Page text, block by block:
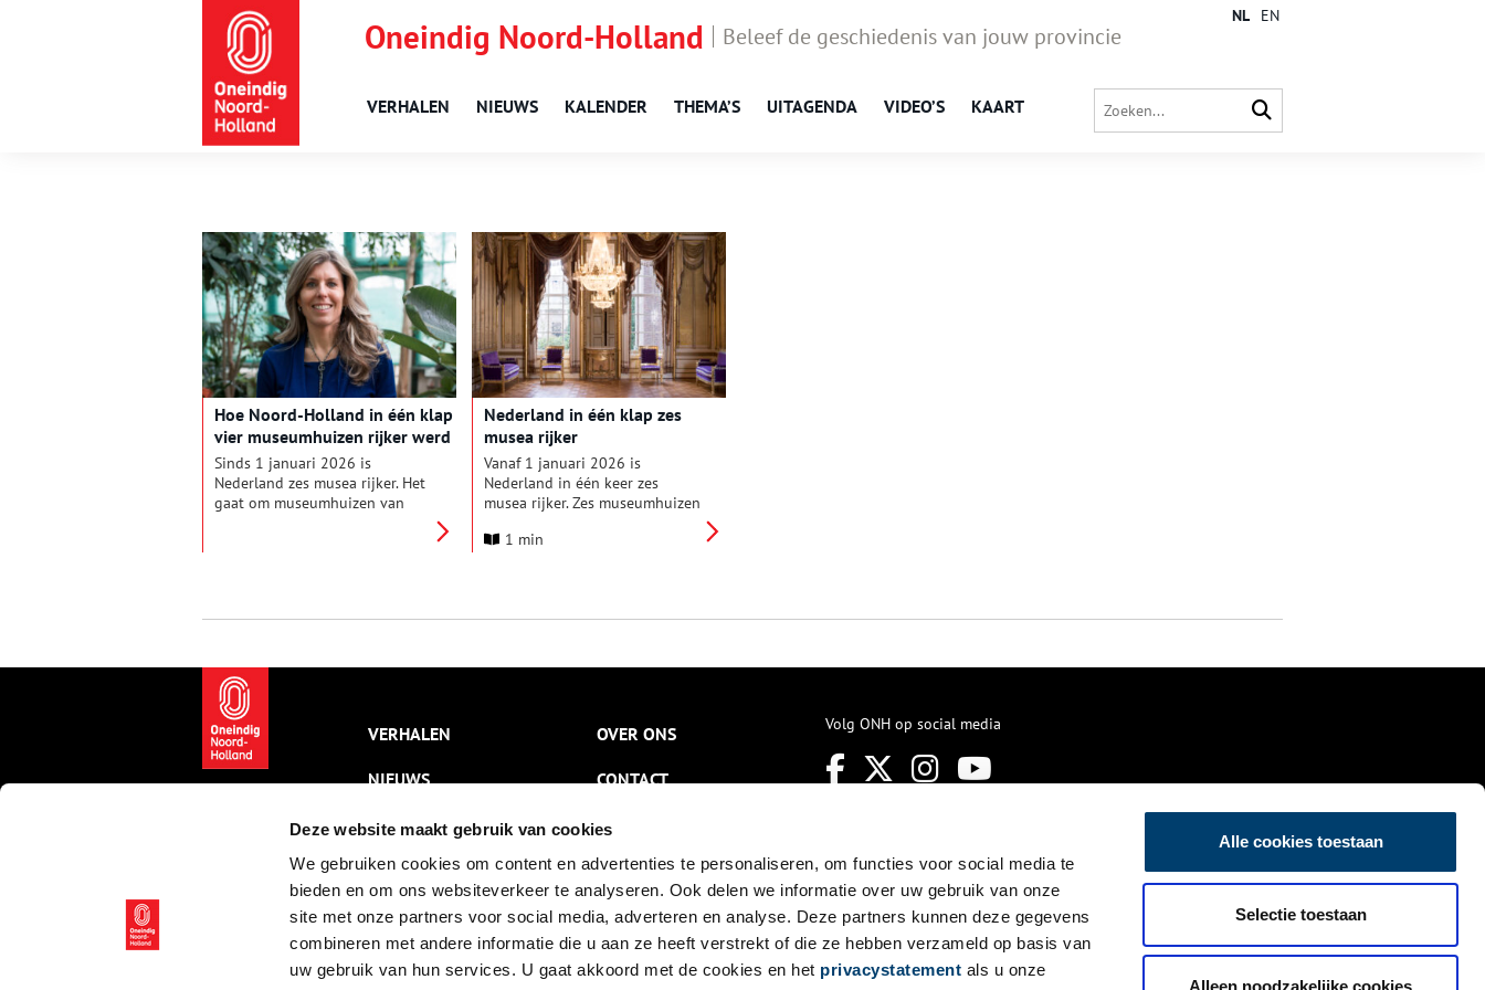
Deze website maakt gebruik van cookies
We gebruiken cookies om content en advertenties te personaliseren, om functies voor social media te
bieden en om ons websiteverkeer te analyseren. Ook delen we informatie over uw gebruik van onze
site met onze partners voor social media, adverteren en analyse. Deze partners kunnen deze gegevens
combineren met andere informatie die u aan ze heeft verstrekt of die ze hebben verzameld op basis van
uw gebruik van hun services. U gaat akkoord met de cookies en het privacystatement als u onze
Alle cookies toestaan
Selectie toestaan
Alleen noodzakelijke cookies
Oneindig Noord-Holland Beleef de geschiedenis van jouw provincie
VERHALEN NIEUWS KALENDER THEMA’S UITAGENDA VIDEO’S KAART
NL EN
Hoe Noord-Holland in één klap
vier museumhuizen rijker werd
Sinds 1 januari 2026 is
Nederland zes musea rijker. Het
gaat om museumhuizen van
directeuren, vertelt er graag
Nederland in één klap zes
musea rijker
Vanaf 1 januari 2026 is
Nederland in één keer zes
musea rijker. Zes museumhuizen
Monumenten mogen zich nu
Museumvereniging en voeren
eeuwen Nederlandse
kan ervaren.
1 min
VERHALEN
NIEUWS
KALENDER
THEMA’S
ACTIVITEITEN
VIDEO’S
OVER ONS
CONTACT
NIEUWSBRIEF
DISCLAIMER
PRIVACY
TOEGANKELIJKHEID
Volg ONH op social media